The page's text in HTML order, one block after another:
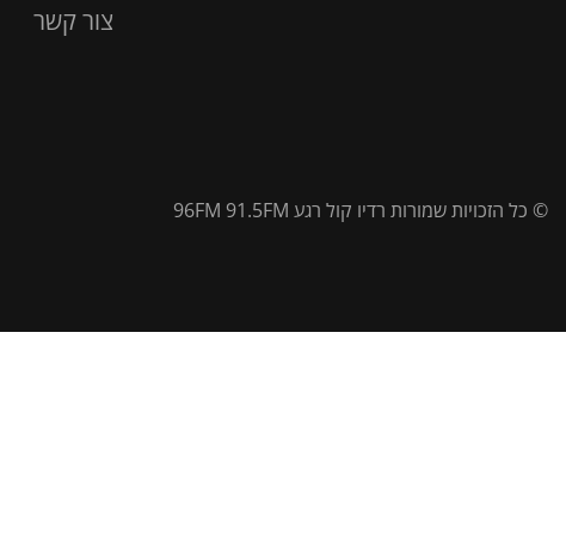
צור קשר
© כל הזכויות שמורות רדיו קול רגע 96FM 91.5FM